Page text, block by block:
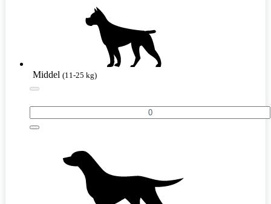
Middel (11-25 kg)